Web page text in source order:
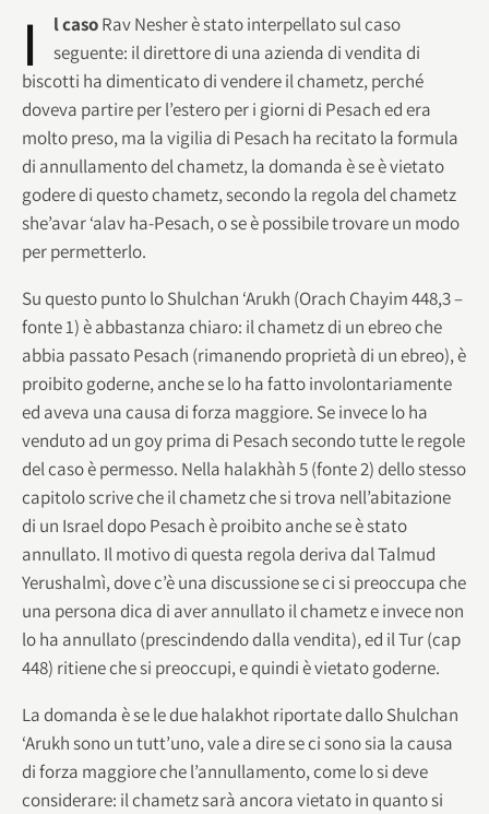
I l casoRav Nesher è stato interpellato sul caso
seguente: il direttore di una azienda di vendita di
biscotti ha dimenticato di vendere il chametz, perché
doveva partire per l’estero per i giorni di Pesach ed era
molto preso, ma la vigilia di Pesach ha recitato la formula
di annullamento del chametz, la domanda è se è vietato
godere di questo chametz, secondo la regola del chametz
she’avar ‘alav ha-Pesach, o se è possibile trovare un modo
per permetterlo.
Su questo punto lo Shulchan ‘Arukh (Orach Chayim 448,3 –
fonte 1) è abbastanza chiaro: il chametz di un ebreo che
abbia passato Pesach (rimanendo proprietà di un ebreo), è
proibito goderne, anche se lo ha fatto involontariamente
ed aveva una causa di forza maggiore. Se invece lo ha
venduto ad un goy prima di Pesach secondo tutte le regole
del caso è permesso. Nella halakhàh 5 (fonte 2) dello stesso
capitolo scrive che il chametz che si trova nell’abitazione
di un Israel dopo Pesach è proibito anche se è stato
annullato. Il motivo di questa regola deriva dal Talmud
Yerushalmì, dove c’è una discussione se ci si preoccupa che
una persona dica di aver annullato il chametz e invece non
lo ha annullato (prescindendo dalla vendita), ed il Tur (cap
448) ritiene che si preoccupi, e quindi è vietato goderne.
La domanda è se le due halakhot riportate dallo Shulchan
‘Arukh sono un tutt’uno, vale a dire se ci sono sia la causa
di forza maggiore che l’annullamento, come lo si deve
considerare: il chametz sarà ancora vietato in quanto si